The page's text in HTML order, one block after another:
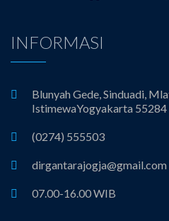
INFORMASI
Blunyah Gede, Sinduadi,
IstimewaYogyakarta 55284
(0274) 555503
dirgantarajogja@gmail.com
07.00-16.00 WIB